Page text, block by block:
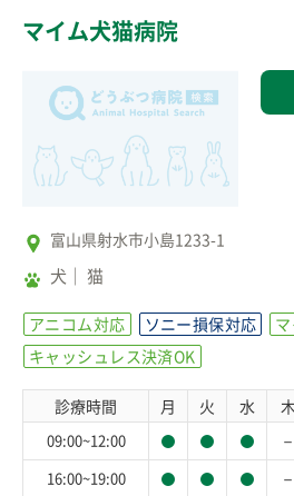
マイム犬猫病院
富山県射水市小島1233-1
犬 猫
アニコム対応 ソニー損保対応
キャッシュレス決済OK
診療時間 月 火 水 木
09:00~12:00 －
16:00~19:00 －